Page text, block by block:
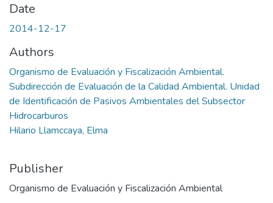
Date
2014-12-17
Authors
Organismo de Evaluación y Fiscalización Ambiental.
Subdirección de Evaluación de la Calidad Ambiental. Unidad
de Identificación de Pasivos Ambientales del Subsector
Hidrocarburos
Hilario Llamccaya, Elma
Publisher
Organismo de Evaluación y Fiscalización Ambiental